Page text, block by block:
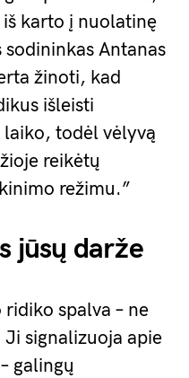
karto į nuolatinę
Antanas
žinoti, kad
išleisti
laiko, todėl vėlyvą
reikėtų
režimu.”
jūsų darže
spalva – ne
signalizuoja apie
galingų